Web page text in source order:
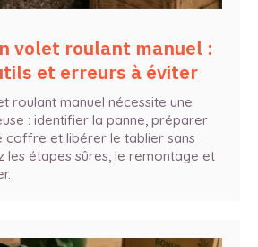
volet roulant manuel :
et erreurs à éviter
roulant manuel nécessite une
: identifier la panne, préparer
coffre et libérer le tablier sans
les étapes sûres, le remontage et